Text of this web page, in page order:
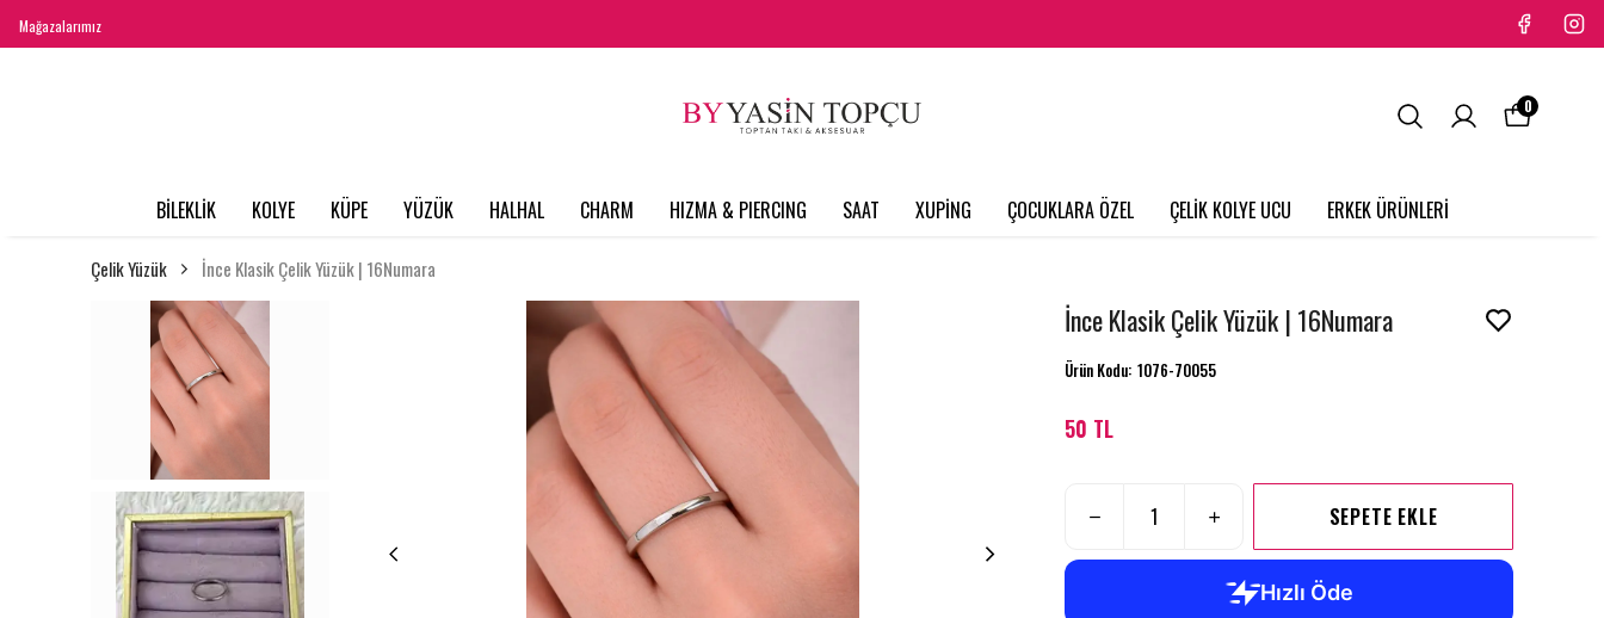
Mağazalarımız
BİLEKLİK KOLYE KÜPE YÜZÜK HALHAL CHARM HIZMA & PIERCING SAAT XUPİNG ÇOCUKLARA ÖZEL ÇELİK KOLYE UCU ERKEK ÜRÜNLERİ
0
Çelik Yüzük İnce Klasik Çelik Yüzük | 16Numara
İnce Klasik Çelik Yüzük | 16Numara
Ürün Kodu: 1076-70055
50 TL
SEPETE EKLE